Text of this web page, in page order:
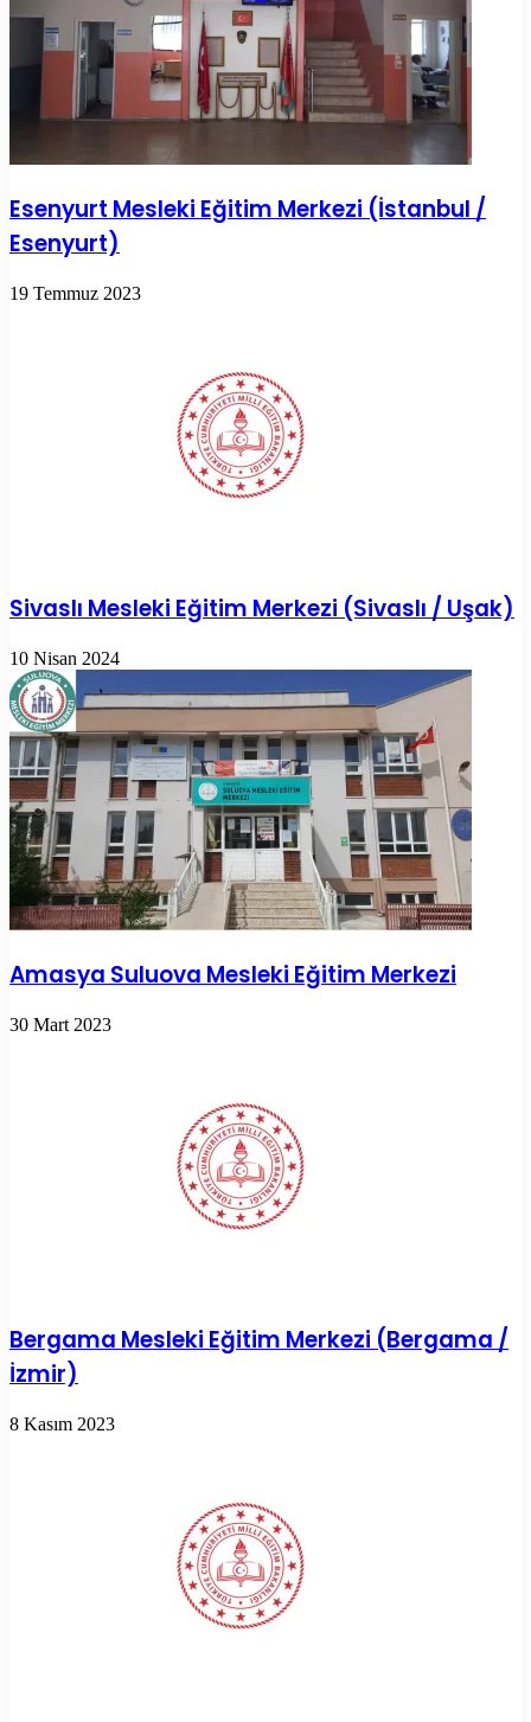
Esenyurt Mesleki Eğitim Merkezi (İstanbul /
Esenyurt)
19 Temmuz 2023
Sivaslı Mesleki Eğitim Merkezi (Sivaslı / Uşak)
10 Nisan 2024
Amasya Suluova Mesleki Eğitim Merkezi
30 Mart 2023
Bergama Mesleki Eğitim Merkezi (Bergama /
İzmir)
8 Kasım 2023